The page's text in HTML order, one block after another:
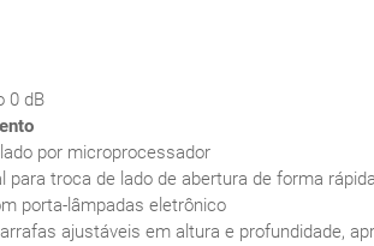
0 dB
por microprocessador
para troca de lado de abertura de forma
porta-lâmpadas eletrônico
ajustáveis em altura e profundidade,